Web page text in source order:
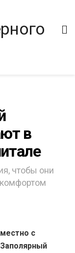
в
чтобы они
с